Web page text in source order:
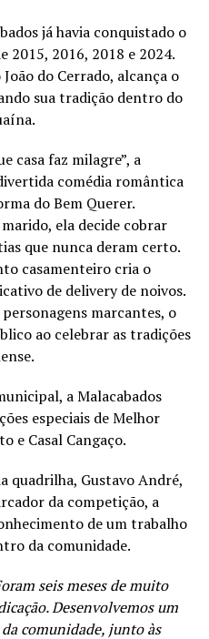
já havia conquistado o
2016, 2018 e 2024.
do Cerrado, alcança o
sua tradição dentro do
casa faz milagre”, a
comédia romântica
do Bem Querer.
ela decide cobrar
que nunca deram certo.
casamenteiro cria o
de delivery de noivos.
marcantes, o
ao celebrar as tradições
a Malacabados
especiais de Melhor
e Casal Cangaço.
quadrilha, Gustavo André,
da competição, a
de um trabalho
da comunidade.
seis meses de muito
Desenvolvemos um
comunidade, junto às